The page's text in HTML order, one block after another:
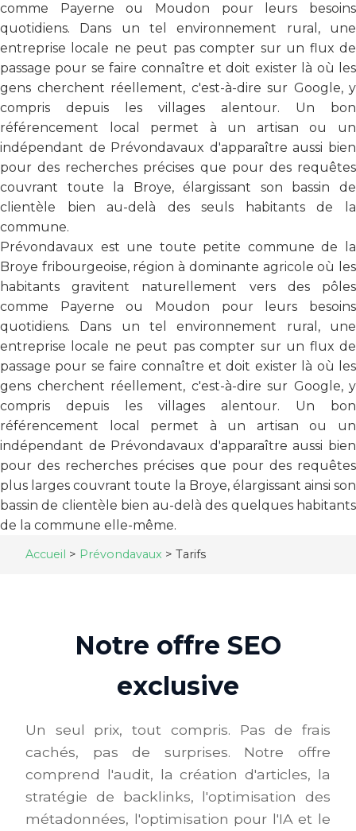
comme Payerne ou Moudon pour leurs besoins
quotidiens. Dans un tel environnement rural, une
entreprise locale ne peut pas compter sur un flux de
passage pour se faire connaître et doit exister là où les
gens cherchent réellement, c'est-à-dire sur Google, y
compris depuis les villages alentour. Un bon
référencement local permet à un artisan ou un
indépendant de Prévondavaux d'apparaître aussi bien
pour des recherches précises que pour des requêtes
couvrant toute la Broye, élargissant son bassin de
clientèle bien au-delà des seuls habitants de la
commune.
Prévondavaux est une toute petite commune de la
Broye fribourgeoise, région à dominante agricole où les
habitants gravitent naturellement vers des pôles
comme Payerne ou Moudon pour leurs besoins
quotidiens. Dans un tel environnement rural, une
entreprise locale ne peut pas compter sur un flux de
passage pour se faire connaître et doit exister là où les
gens cherchent réellement, c'est-à-dire sur Google, y
compris depuis les villages alentour. Un bon
référencement local permet à un artisan ou un
indépendant de Prévondavaux d'apparaître aussi bien
pour des recherches précises que pour des requêtes
plus larges couvrant toute la Broye, élargissant ainsi son
bassin de clientèle bien au-delà des quelques habitants
de la commune elle-même.
Accueil > Prévondavaux > Tarifs
Notre offre SEO
exclusive
Un seul prix, tout compris. Pas de frais
cachés, pas de surprises. Notre offre
comprend l'audit, la création d'articles, la
stratégie de backlinks, l'optimisation des
métadonnées, l'optimisation pour l'IA et le